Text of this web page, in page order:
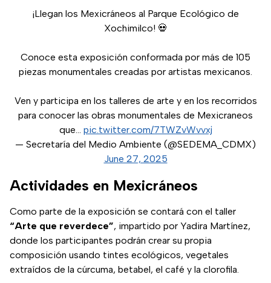
¡Llegan los Mexicráneos al Parque Ecológico de
Xochimilco! 💀
Conoce esta exposición conformada por más de 105
piezas monumentales creadas por artistas mexicanos.
Ven y participa en los talleres de arte y en los recorridos
para conocer las obras monumentales de Mexicraneos
que… pic.twitter.com/7TWZvWvvxj
— Secretaría del Medio Ambiente (@SEDEMA_CDMX)
June 27, 2025
Actividades en Mexicráneos
Como parte de la exposición se contará con el taller
“Arte que reverdece”, impartido por Yadira Martínez,
donde los participantes podrán crear su propia
composición usando tintes ecológicos, vegetales
extraídos de la cúrcuma, betabel, el café y la clorofila.